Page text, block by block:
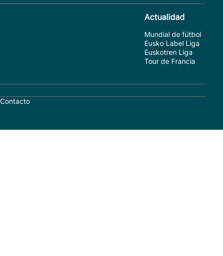
Actualidad
Mundial de fútbol
Eusko Label Liga
Euskotren Liga
Tour de Francia
Contacto